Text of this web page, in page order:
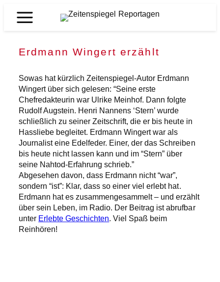
Inhalt
Zeitenspiegel
Erdmann Wingert erzählt
Sowas hat kürzlich Zeitenspiegel-Autor Erdmann
Wingert über sich gelesen: “Seine erste
Chefredakteurin war Ulrike Meinhof. Dann folgte
Rudolf Augstein. Henri Nannens ‘Stern’ wurde
schließlich zu seiner Zeitschrift, die er bis heute in
Hassliebe begleitet. Erdmann Wingert war als
Journalist eine Edelfeder. Einer, der das Schreiben
bis heute nicht lassen kann und im “Stern” über
seine Nahtod-Erfahrung schrieb.”
Abgesehen davon, dass Erdmann nicht “war”,
sondern “ist”: Klar, dass so einer viel erlebt hat.
Erdmann hat es zusammengesammelt – und erzählt
über sein Leben, im Radio. Der Beitrag ist abrufbar
unter Erlebte Geschichten. Viel Spaß beim
Reinhören!